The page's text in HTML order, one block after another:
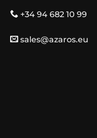
+34 94 682 10 99
sales@azaros.eu